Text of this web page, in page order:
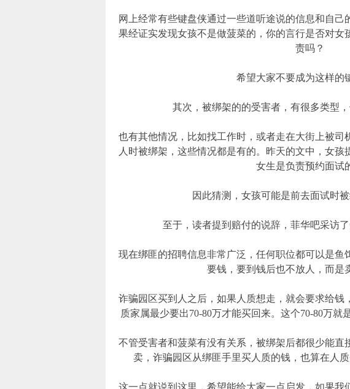
网上经常有些键盘侠通过一些道听途说的信息和自己
果经证实发现女孩不是做菠菜的，你的言行是否对女
责吗？
希望大家不要成为这样的
其次，被绑架的的受害者，有很多类型，
也有其他情况，比如找工作时，或者走在大街上被司
人时被绑架，这些情况都是有的。昨天的文中，女
女生是负责预约面试
因此猜测，女孩可能是前去面试时被
至于，读者提到赔付的说辞，菲华吧采访
现在绑匪的招聘信息非常广泛，任何职位都可以是鱼
要钱，要到钱后也不放人，而是
诈骗园区买到人之后，如果人质想走，就会要求给钱
质家属最少要出70-80万才能买回来。这个70-80万就
不管受害者和菠菜有没有关系，被绑架后都很少能直
卖，诈骗园区从绑匪手里买人质的钱，也算在人
这一点就说到这里，希望能给大家一点启发，如果我